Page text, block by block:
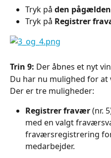
Tryk på den
Tryk på Registrer
Trin 9: Der åbnes et nyt
Du har nu mulighed for
Der er tre muligheder:
Registrer fravær (nr.
med en valgt
fraværsregistrering
medarbejder.